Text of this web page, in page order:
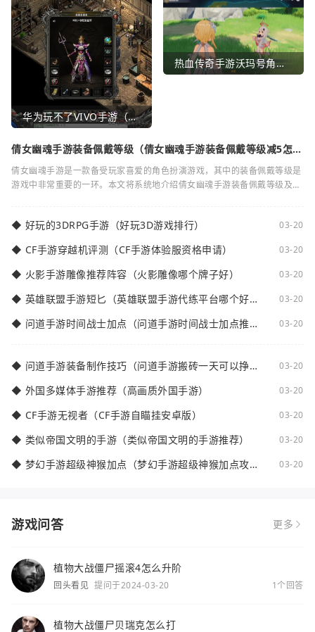
华为玩不了VIVO手游（华为玩不了VIVO手游怎么办）
热血传奇手游沃玛号角（热血传奇沃玛装备隐藏属性）
倩女幽魂手游装备佩戴等级（倩女幽魂手游装备佩戴等级减5怎么
倩女幽魂手游是一款备受玩家喜爱的角色扮演游戏，其中的装备佩戴等级是
游戏中非常重要的一环。本文将系统地介绍倩女幽魂手游装备佩戴等级及其
◆ 好玩的3DRPG手游（好玩3D游戏排行） 03-20
◆ CF手游穿越机评测（CF手游体验服资格申请） 03-20
◆ 火影手游雕像推荐阵容（火影雕像哪个牌子好） 03-20
◆ 英雄联盟手游短匕（英雄联盟手游代练平台哪个好
03-20
◆ 问道手游时间战士加点（问道手游时间战士加点推
03-20
◆ 问道手游装备制作技巧（问道手游搬砖一天可以挣多
03-20
◆ 外国多媒体手游推荐（高画质外国手游） 03-20
◆ CF手游无视者（CF手游自瞄挂安卓版） 03-20
◆ 类似帝国文明的手游（类似帝国文明的手游推荐） 03-20
◆ 梦幻手游超级神猴加点（梦幻手游超级神猴加点攻
03-20
游戏问答 更多
植物大战僵尸摇滚4怎么升阶
回头看见 提问于2024-03-20 1个回答
植物大战僵尸贝瑞克怎么打